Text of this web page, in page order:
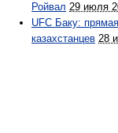
Ройвал 29 июля
UFC Баку:
казахстанцев 28